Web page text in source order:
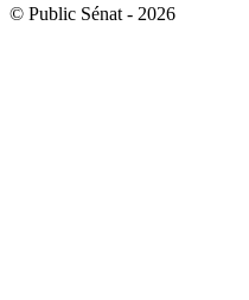
© Public Sénat - 2026